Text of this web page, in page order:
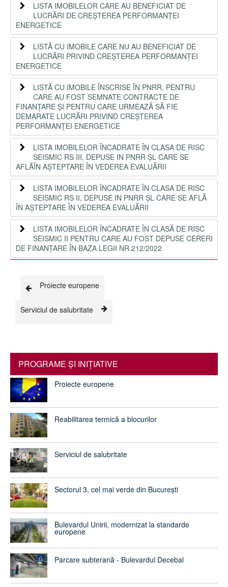
LISTA IMOBILELOR CARE AU BENEFICIAT DE
LUCRĂRI DE CREȘTEREA PERFORMANȚEI
ENERGETICE
LISTĂ CU IMOBILE CARE NU AU BENEFICIAT DE
LUCRĂRI PRIVIND CREȘTEREA PERFORMANȚEI
ENERGETICE
LISTĂ CU IMOBILE ÎNSCRISE ÎN PNRR, PENTRU
CARE AU FOST SEMNATE CONTRACTE DE
FINANȚARE ȘI PENTRU CARE URMEAZĂ SĂ FIE
DEMARATE LUCRĂRI PRIVIND CREȘTEREA
PERFORMANȚEI ENERGETICE
LISTA IMOBILELOR ÎNCADRATE ÎN CLASA DE RISC
SEISMIC RS III, DEPUSE IN PNRR ȘL CARE SE
AFLĂÎN AȘTEPTARE ÎN VEDEREA EVALUĂRII
LISTA IMOBILELOR ÎNCADRATE ÎN CLASA DE RISC
SEISMIC RS II, DEPUSE IN PNRR ȘL CARE SE AFLĂ
ÎN AȘTEPTARE ÎN VEDEREA EVALUĂRII
LISTA IMOBILELOR ÎNCADRATE ÎN CLASĂ DE RISC
SEISMIC II PENTRU CARE AU FOST DEPUSE CERERI
DE FINANȚARE ÎN BAZA LEGII NR.212/2022
Proiecte europene
Serviciul de salubritate
PROGRAME ŞI INIŢIATIVE
Proiecte europene
Reabilitarea termică a blocurilor
Serviciul de salubritate
Sectorul 3, cel mai verde din București
Bulevardul Unirii, modernizat la standarde
europene
Parcare subterană - Bulevardul Decebal